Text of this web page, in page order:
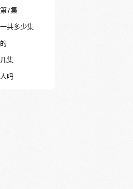
7集
共多少集
集
吗